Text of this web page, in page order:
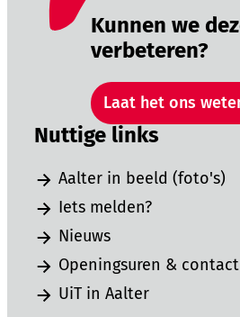
Kunnen we
verbeteren?
Laat het ons
Nuttige links
Aalter in beeld (foto's)
Iets melden?
Nieuws
Openingsuren & contact
UiT in Aalter